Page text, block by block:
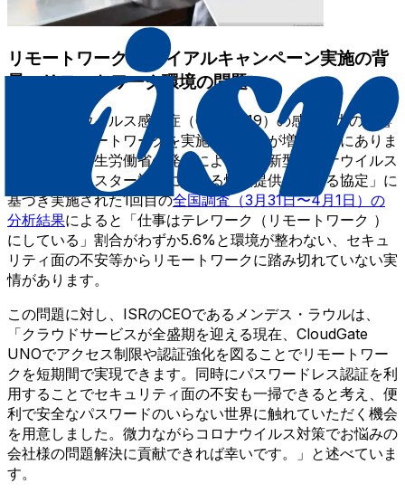
リモートワーク トライアルキャンペーン実施の背
景：リモートワーク環境の問題
新型コロナウイルス感染症（COVID-19）の感染拡大の影響
を受け、リモートワークを実施する企業が増加傾向にありま
す。一方で厚生労働省の発表によると「新型コロナウイルス
感染症のクラスター対策に資する情報提供に関する協定」に
基づき実施された1回目の全国調査（3月31日〜4月1日）の
分析結果によると「仕事はテレワーク（リモートワーク ）
にしている」割合がわずか5.6%と環境が整わない、セキュ
リティ面の不安等からリモートワークに踏み切れていない実
情があります。
この問題に対し、ISRのCEOであるメンデス・ラウルは、
「クラウドサービスが全盛期を迎える現在、CloudGate
UNOでアクセス制限や認証強化を図ることでリモートワー
クを短期間で実現できます。同時にパスワードレス認証を利
用することでセキュリティ面の不安も一掃できると考え、便
利で安全なパスワードのいらない世界に触れていただく機会
を用意しました。微力ながらコロナウイルス対策でお悩みの
会社様の問題解決に貢献できれば幸いです。」と述べていま
す。